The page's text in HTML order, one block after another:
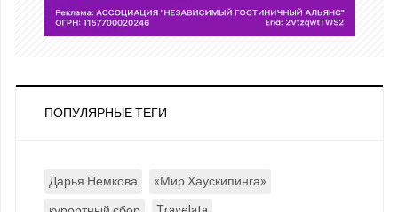
ПОПУЛЯРНЫЕ ТЕГИ
Дарья Немкова
«Мир Хаускипинга»